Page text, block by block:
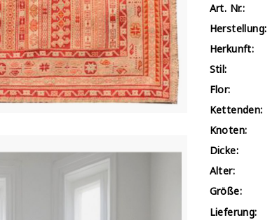
Art. Nr.:
Herstellung:
Herkunft:
Stil:
Flor:
Kettenden:
Knoten:
Dicke:
Alter:
Größe:
Lieferung: